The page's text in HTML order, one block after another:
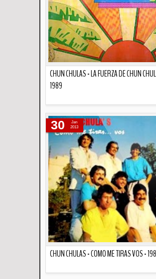
CHUN CHULAS - LA FUERZA DE CHUN
1989
CHUN CHULAS - COMO ME TIRAS VOS -
30
Jan
2013